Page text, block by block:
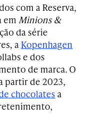
com a Reserva,
em Minions &
da série
a Kopenhagen
e dos
de marca. O
partir de 2023,
chocolates a